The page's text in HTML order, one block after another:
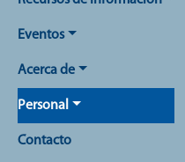
Eventos
Acerca de
Personal
Contacto